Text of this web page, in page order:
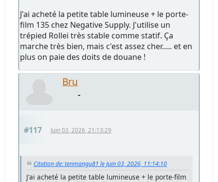
J'ai acheté la petite table lumineuse + le porte-
film 135 chez Negative Supply. J'utilise un
trépied Rollei très stable comme statif. Ça
marche très bien, mais c'est assez cher..... et en
plus on paie des doits de douane !
Bru
-
#117 Juin 03, 2026, 21:13:29
Citation de: tenmangu81 le Juin 03, 2026, 11:14:10
J'ai acheté la petite table lumineuse + le porte-film